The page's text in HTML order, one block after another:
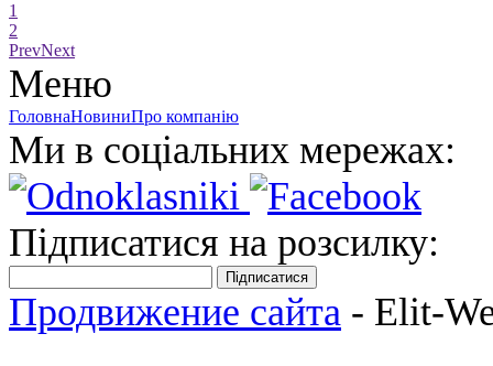
1
2
PrevNext
Меню
ГоловнаНовиниПро компанію
Ми в соціальних мережах:
Підписатися на розсилку:
Підписатися
Продвижение сайта - Elit-